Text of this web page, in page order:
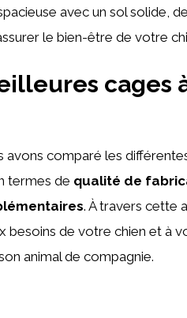
avec un sol solide,
le bien-être de votre
cages
avons comparé les
termes de qualité de
. À travers cette
besoins de votre chien et à
animal de compagnie.